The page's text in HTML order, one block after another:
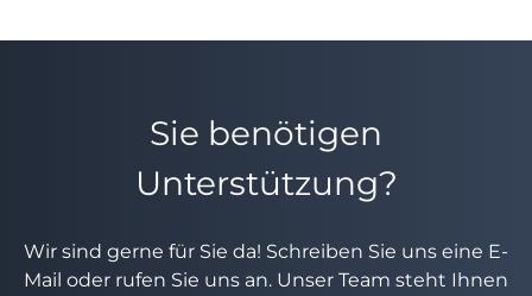
Sie benötigen
Unterstützung?
Wir sind gerne für Sie da! Schreiben Sie uns eine E-
Mail oder rufen Sie uns an. Unser Team steht Ihnen